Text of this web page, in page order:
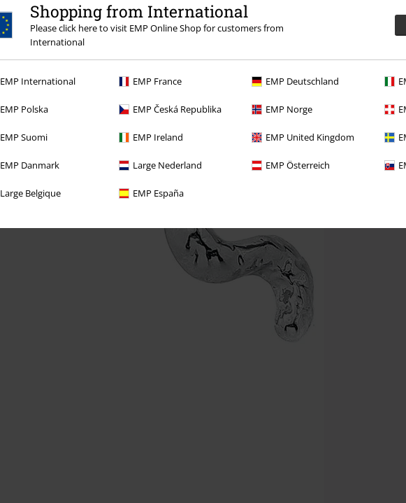
Shopping from International
Please click here to visit EMP Online Shop for customers from
International
EMP International EMP France EMP Deutschland
EMP Polska EMP Česká Republika EMP Norge
EMP Suomi EMP Ireland EMP United Kingdom
EMP Danmark Large Nederland EMP Österreich
Large Belgique EMP España